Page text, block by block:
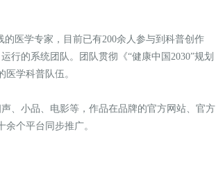
医学专家，目前已有200余人参与到科普创作
行的系统团队。团队贯彻《“健康中国2030”规划
学科普队伍。
、小品、电影等，作品在品牌的官方网站、官方
个平台同步推广。